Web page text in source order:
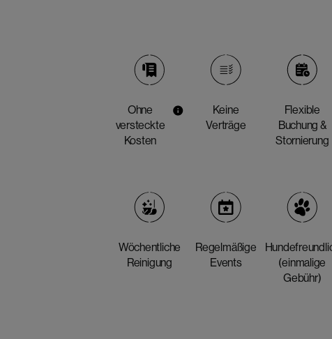
Ohne
versteckte
Kosten
Keine
Verträge
Flexible
Buchung &
Stornierung
Wöchentliche
Reinigung
Regelmäßige
Events
(einmalige
Gebühr)